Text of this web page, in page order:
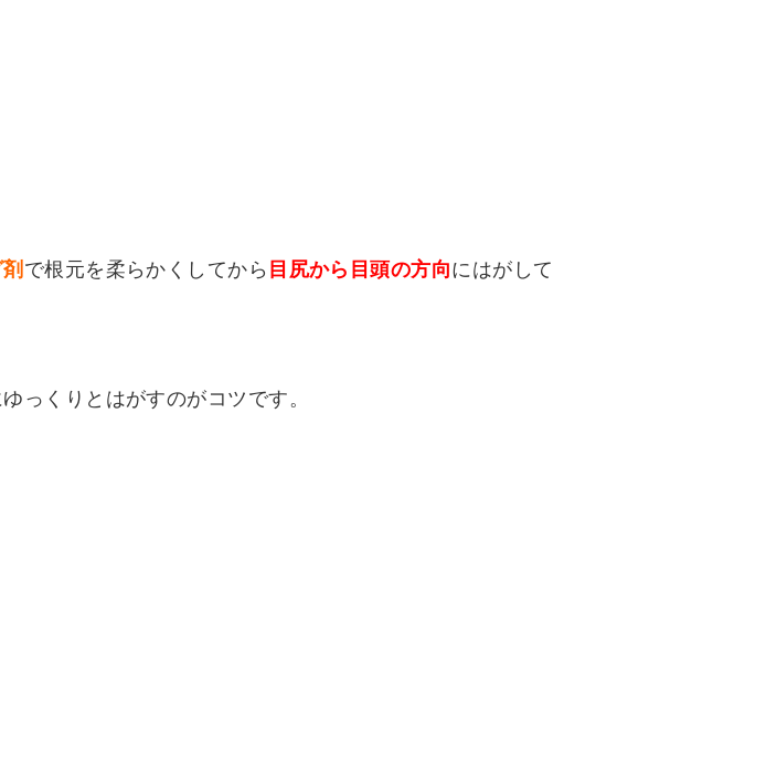
で根元を柔らかくしてから 目尻から目頭の方向にはがして
っくりとはがすのがコツです。